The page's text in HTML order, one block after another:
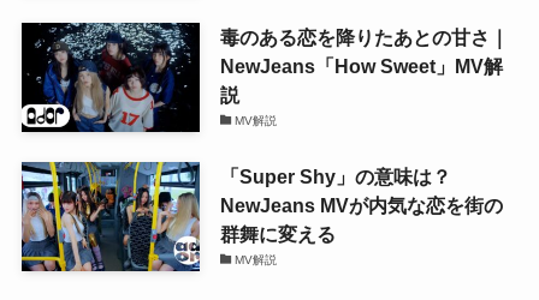
毒のある恋を降りたあとの甘さ｜
NewJeans「How Sweet」MV解
説
MV解説
「Super Shy」の意味は？
NewJeans MVが内気な恋を街の
群舞に変える
MV解説